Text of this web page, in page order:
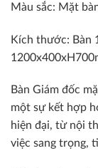
Màu sắc: Mặt
Kích thước: Bàn
Bàn Giám đốc
một sự kết hợp
hiện đại, từ nội
việc sang trọng,